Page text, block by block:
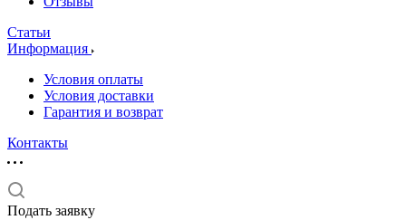
Статьи
Информация
Условия оплаты
Условия доставки
Гарантия и возврат
Контакты
Подать заявку